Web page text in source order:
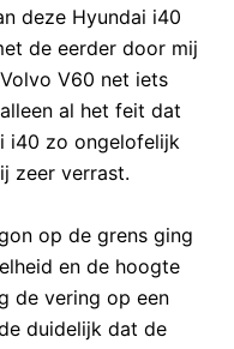
deze Hyundai i40
de eerder door mij
V60 net iets
al het feit dat
i40 zo ongelofelijk
zeer verrast.
op de grens ging
en de hoogte
de vering op een
duidelijk dat de